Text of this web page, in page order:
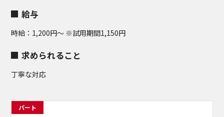
給与
時給：1,200円〜 ※試用期間1,150円
求められること
丁寧な対応
パート